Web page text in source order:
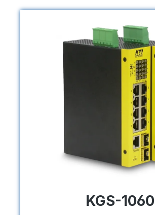
KGS-1060